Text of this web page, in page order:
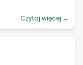
Czytaj więcej →